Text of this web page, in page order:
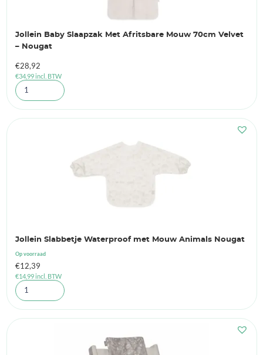
Jollein Baby Slaapzak Met Afritsbare Mouw 70cm Velvet
– Nougat
€28,92
€34,99incl. BTW
Jollein Slabbetje Waterproof met Mouw Animals Nougat
Op voorraad
€12,39
€14,99incl. BTW